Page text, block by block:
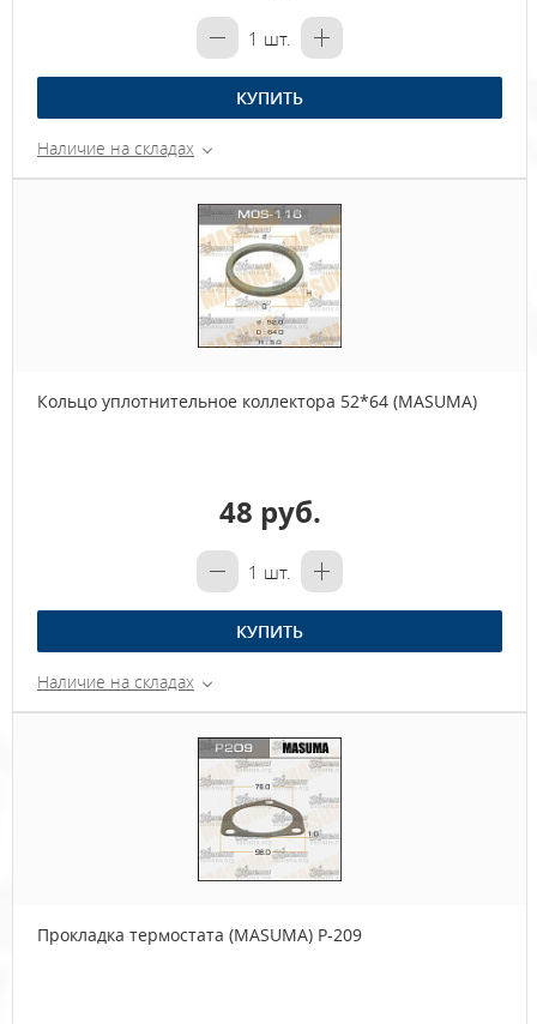
1 шт.
КУПИТЬ
Наличие на складах
Кольцо уплотнительное коллектора 52*64 (MASUMA)
48 руб.
1 шт.
КУПИТЬ
Наличие на складах
Прокладка термостата (MASUMA) P-209